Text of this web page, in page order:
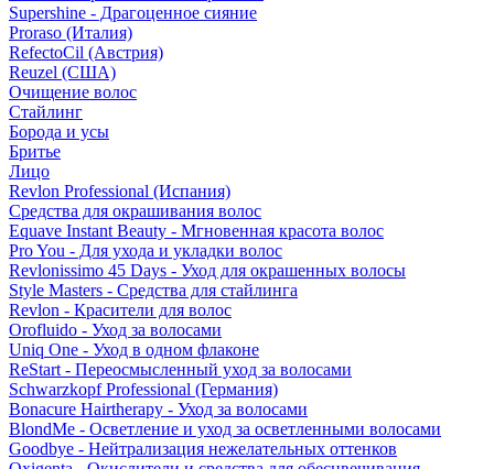
Supershine - Драгоценное сияние
Proraso (Италия)
RefectoCil (Австрия)
Reuzel (США)
Очищение волос
Стайлинг
Борода и усы
Бритье
Лицо
Revlon Professional (Испания)
Средства для окрашивания волос
Equave Instant Beauty - Мгновенная красота волос
Pro You - Для ухода и укладки волос
Revlonissimo 45 Days - Уход для окрашенных волосы
Style Masters - Средства для стайлинга
Revlon - Красители для волос
Orofluido - Уход за волосами
Uniq One - Уход в одном флаконе
ReStart - Переосмысленный уход за волосами
Schwarzkopf Professional (Германия)
Bonacure Hairtherapy - Уход за волосами
BlondMe - Осветление и уход за осветленными волосами
Goodbye - Нейтрализация нежелательных оттенков